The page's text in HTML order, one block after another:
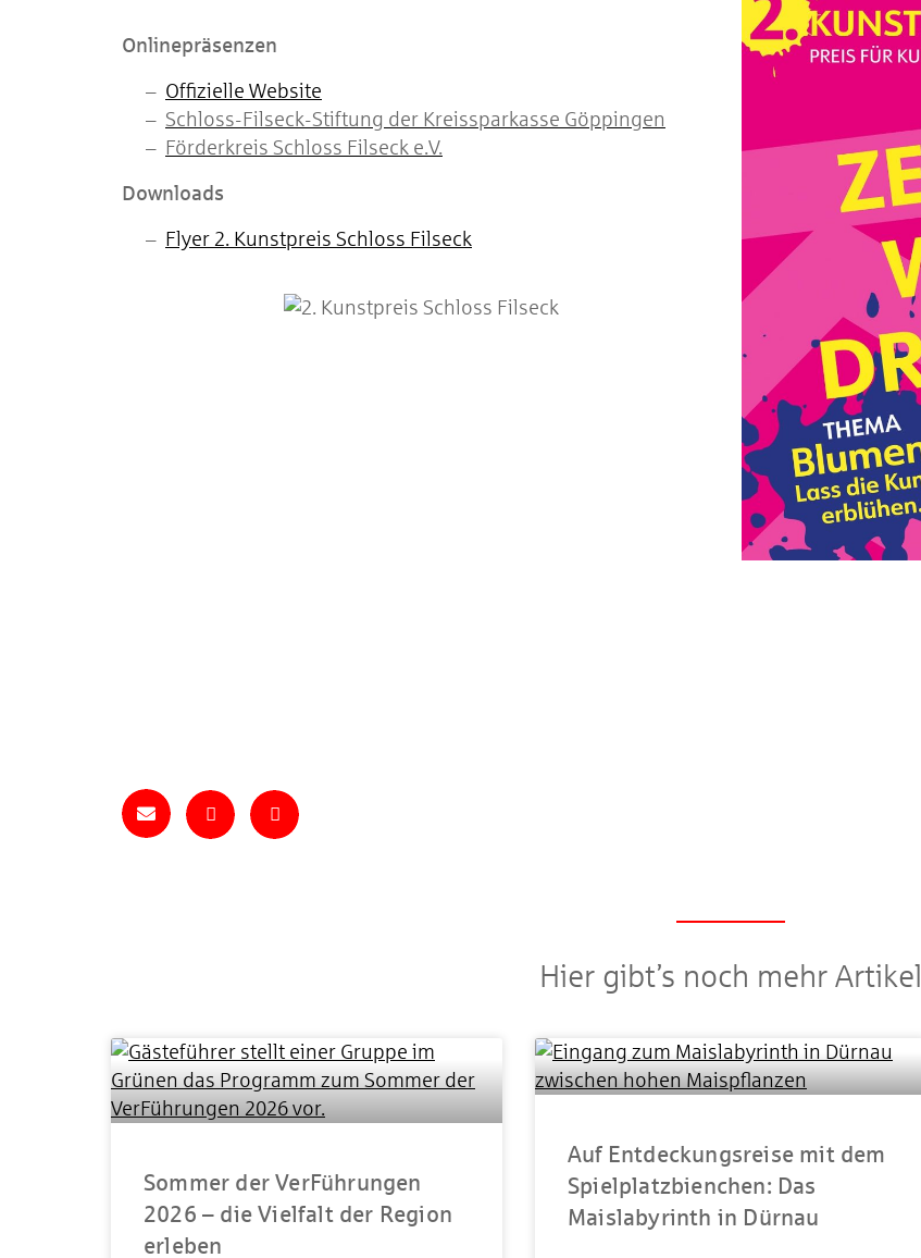
Onlinepräsenzen
Offizielle Website
Schloss-Filseck-Stiftung der Kreissparkasse Göppingen
Förderkreis Schloss Filseck e.V.
Downloads
Flyer 2. Kunstpreis Schloss Filseck
Hier gibt’s noch mehr Artikel
Sommer der VerFührungen
2026 – die Vielfalt der Region
erleben
Auf Entdeckungsreise mit dem
Spielplatzbienchen: Das
Maislabyrinth in Dürnau